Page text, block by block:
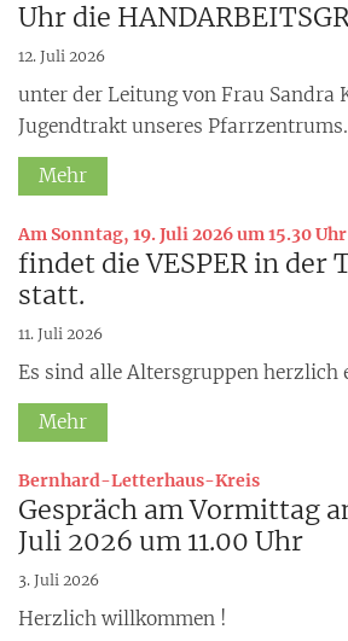
Uhr die
12. Juli 2026
unter der Leitung von Frau Sandra
Jugendtrakt unseres Pfarrzentrums.
Mehr
Am Sonntag, 19. Juli 2026 um 15.30 Uhr:
findet die VESPER in der
statt.
11. Juli 2026
Es sind alle Altersgruppen herzlich
Mehr
Bernhard-Letterhaus-Kreis:
Gespräch am Vormittag
Juli 2026 um 11.00 Uhr
3. Juli 2026
Herzlich willkommen !